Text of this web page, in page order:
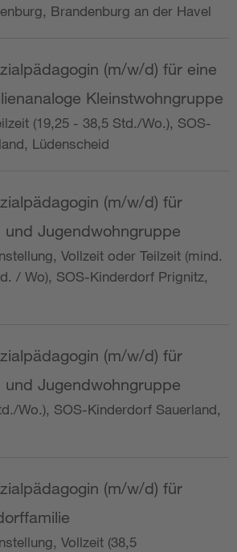
Brandenburg an der Havel
(m/w/d) für eine
Kleinstwohngruppe
(19,25 - 38,5 Std./Wo.), SOS-
Lüdenscheid
(m/w/d) für
und Jugendwohngruppe
Vollzeit oder Teilzeit (mind.
/ Wo), SOS-Kinderdorf Prignitz,
(m/w/d) für
und Jugendwohngruppe
Wo.), SOS-Kinderdorf Sauerland,
(m/w/d) für
Vollzeit (38,5